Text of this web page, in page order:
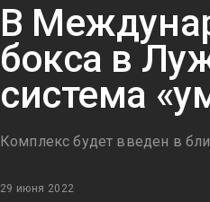
В
бокса в
система
Комплекс будет введен в
29 июня 2022